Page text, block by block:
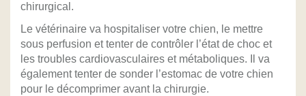
chirurgical.
Le vétérinaire va hospitaliser votre chien, le mettre
sous perfusion et tenter de contrôler l’état de choc et
les troubles cardiovasculaires et métaboliques. Il va
également tenter de sonder l’estomac de votre chien
pour le décomprimer avant la chirurgie.